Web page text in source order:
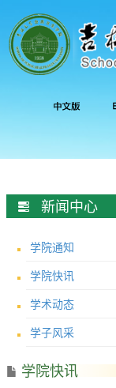
新闻中心
学院通知
学院快讯
学术动态
学子风采
学院快讯